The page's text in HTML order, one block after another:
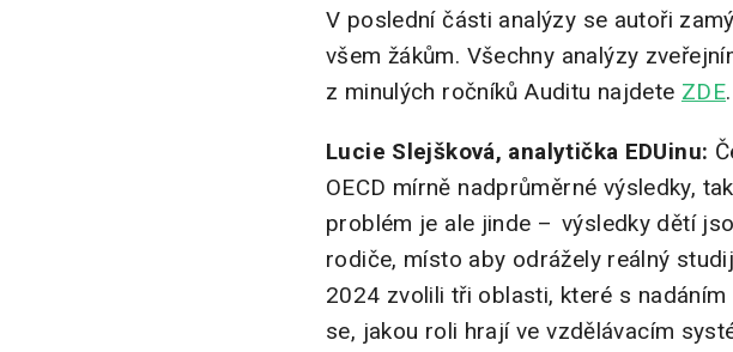
V poslední části analýzy se autoři
všem žákům. Všechny analýzy
z minulých ročníků Auditu najdete ZDE.
Lucie Slejšková, analytička EDUinu:
OECD mírně nadprůměrné výsledky,
problém je ale jinde –⁠⁠⁠⁠⁠⁠ výsledky dětí
rodiče, místo aby odrážely reálný
2024 zvolili tři oblasti, které s
se, jakou roli hrají ve vzdělávacím